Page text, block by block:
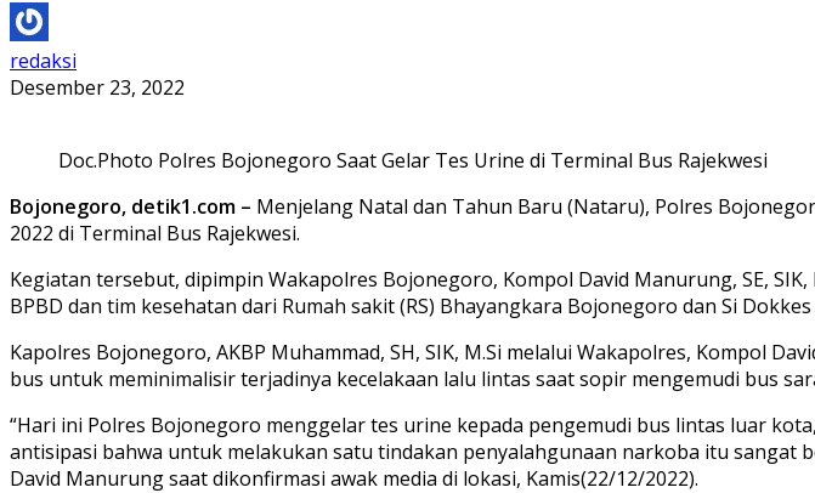
redaksi
Desember 23, 2022
Doc.Photo Polres Bojonegoro Saat Gelar Tes Urine di Terminal Bus Rajekwesi
Bojonegoro, detik1.com – Menjelang Natal dan Tahun Baru (Nataru), Polres
2022 di Terminal Bus Rajekwesi.
Kegiatan tersebut, dipimpin Wakapolres Bojonegoro, Kompol David Manurung, SE,
BPBD dan tim kesehatan dari Rumah sakit (RS) Bhayangkara Bojonegoro dan Si
Kapolres Bojonegoro, AKBP Muhammad, SH, SIK, M.Si melalui Wakapolres, Kompol
bus untuk meminimalisir terjadinya kecelakaan lalu lintas saat sopir mengemudi bus
“Hari ini Polres Bojonegoro menggelar tes urine kepada pengemudi bus lintas luar
antisipasi bahwa untuk melakukan satu tindakan penyalahgunaan narkoba itu sangat
David Manurung saat dikonfirmasi awak media di lokasi, Kamis(22/12/2022).